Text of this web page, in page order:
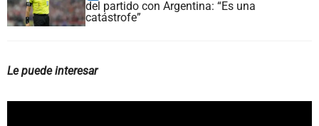
del partido con Argentina: “Es una
catástrofe”
Le puede interesar